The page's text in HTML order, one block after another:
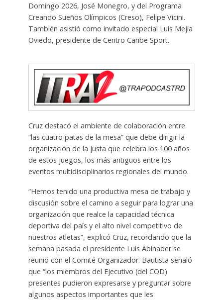
Domingo 2026, José Monegro, y del Programa
Creando Sueños Olímpicos (Creso), Felipe Vicini.
También asistió como invitado especial Luís Mejía
Oviedo, presidente de Centro Caribe Sport.
Cruz destacó el ambiente de colaboración entre
“las cuatro patas de la mesa” que debe dirigir la
organización de la justa que celebra los 100 años
de estos juegos, los más antiguos entre los
eventos multidisciplinarios regionales del mundo.
“Hemos tenido una productiva mesa de trabajo y
discusión sobre el camino a seguir para lograr una
organización que realce la capacidad técnica
deportiva del país y el alto nivel competitivo de
nuestros atletas”, explicó Cruz, recordando que la
semana pasada el presidente Luis Abinader se
reunió con el Comité Organizador. Bautista señaló
que “los miembros del Ejecutivo (del COD)
presentes pudieron expresarse y preguntar sobre
algunos aspectos importantes que les